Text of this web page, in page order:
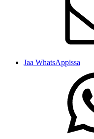
Jaa WhatsAppissa